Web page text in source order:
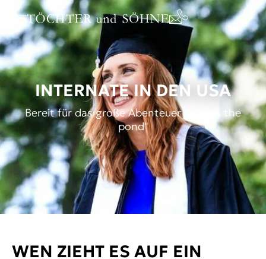
INTERNATE IN DEN USA
Bereit für das große Abenteuer "across the
pond"
WEN ZIEHT ES AUF EIN